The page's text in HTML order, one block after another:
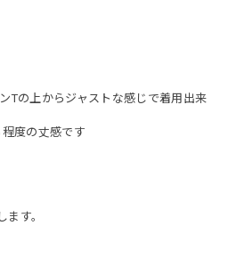
Tの上からジャストな感じで着用出来
度の丈感です
す。